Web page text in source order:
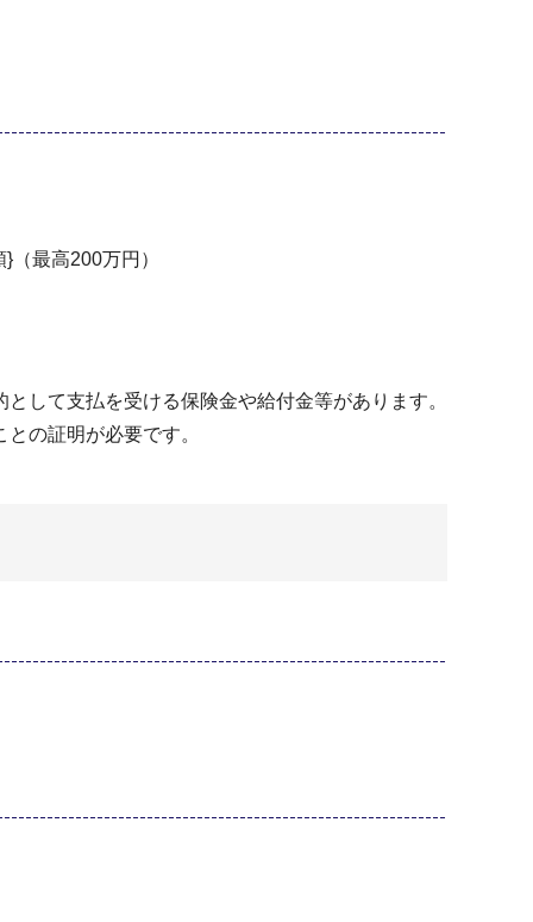
最高200万円）
して支払を受ける保険金や給付金等があります。
の証明が必要です。